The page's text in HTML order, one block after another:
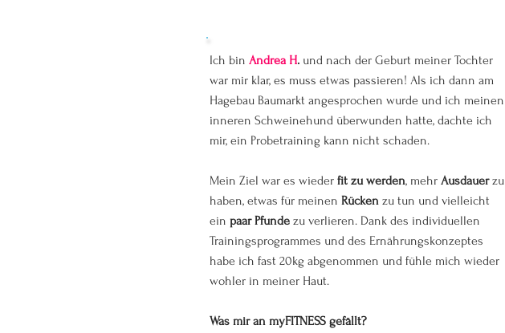
Ich bin Andrea H. und nach der Geburt meiner Tochter
war mir klar, es muss etwas passieren! Als ich dann am
Hagebau Baumarkt angesprochen wurde und ich meinen
inneren Schweinehund überwunden hatte, dachte ich
mir, ein Probetraining kann nicht schaden.
Mein Ziel war es wieder fit zu werden, mehr Ausdauerzu
haben, etwas für meinen Rücken zu tun und vielleicht
ein paar Pfunde zu verlieren. Dank des individuellen
Trainingsprogrammes und des Ernährungskonzeptes
habe ich fast 20kg abgenommen und fühle mich wieder
wohler in meiner Haut.
Was mir an myFITNESS gefällt?